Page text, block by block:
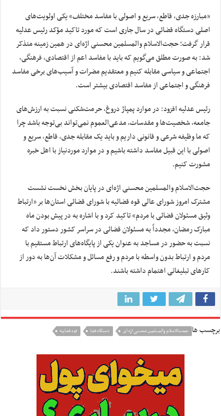
«مبارزه جدی، قاطع، سریع و اصولی با مفاسد مختلف» یکی اولویت‌های
اصلی دستگاه قضائی در سال جاری است که مورد تاکید مؤکد رئیس عدلیه
قرار گرفت؛ حجت‌الاسلام والمسلمین محسنی اژه‌ای در همین زمینه متذکر
شد: به صورت مطلق می‌گویم که باید با مفاسد اعم از اقتصادی، فرهنگی،
اجتماعی و سیاسی مقابله کنیم و معتقدیم مضرات و آسیب‌های برخی مفاسد
فرهنگی و اجتماعی از مفاسد اقتصادی بیشتر است.
رئیس عدلیه افزود: در موارد پمپاژ دروغ، حرمت‌شکنی نسبت به ارزش‌های
جامعه، شخصیت‌ها و مقدسات، مدعی‌العموم نمی‌تواند بی‌توجه باشد چرا
که ما وظیفه شرعی و قانونی داریم و باید یک مقابله جدی، قاطع، سریع و
اصولی با این قبیل مفاسد داشته باشیم و در موارد موردنیاز با اهل خبره
مشورت کنیم.
حجت‌الاسلام والمسلمین محسنی اژه‌ای در پایان بخش نخست نشست
مشترک امروز شورای عالی قوه قضائیه با شورای قضائی استان‌ها بر «ارتباط
وثیق مسئولان قضائی با مردم» تاکید کرد و با اشاره به در پیش بودن ماه
مبارک رمضان، مجدداً به مسئولان قضائی در سراسر کشور دستور داد که
نسبت به حضور در مساجد به عنوان یکی از پایگاه‌های ارتباط مستقیم با
مردم و ارتباط بدون واسطه با مردم و رفع مسائل و مشکلات آن‌ها به دور از
کارهای تبلیغاتی اهتمام داشته باشند.
برچسب ها حجت‌الاسلام والمسلمین محسنی اژه ای دستگاه قضا قوه قضاییه